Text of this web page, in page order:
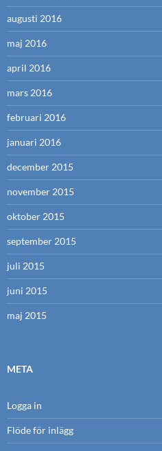
augusti 2016
maj 2016
april 2016
mars 2016
februari 2016
januari 2016
december 2015
november 2015
oktober 2015
september 2015
juli 2015
juni 2015
maj 2015
META
Logga in
Flöde för inlägg